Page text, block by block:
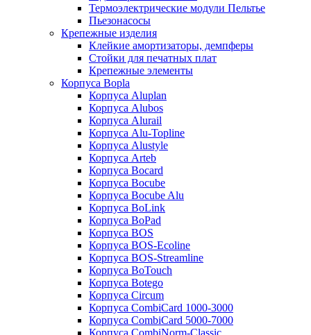
Термоэлектрические модули Пельтье
Пьезонасосы
Крепежные изделия
Клейкие амортизаторы, демпферы
Стойки для печатных плат
Крепежные элементы
Корпуса Bopla
Корпуса Aluplan
Корпуса Alubos
Корпуса Alurail
Корпуса Alu-Topline
Корпуса Alustyle
Корпуса Arteb
Корпуса Bocard
Корпуса Bocube
Корпуса Bocube Alu
Корпуса BoLink
Корпуса BoPad
Корпуса BOS
Корпуса BOS-Ecoline
Корпуса BOS-Streamline
Корпуса BoTouch
Корпуса Botego
Корпуса Circum
Корпуса CombiCard 1000-3000
Корпуса CombiCard 5000-7000
Корпуса CombiNorm-Classic